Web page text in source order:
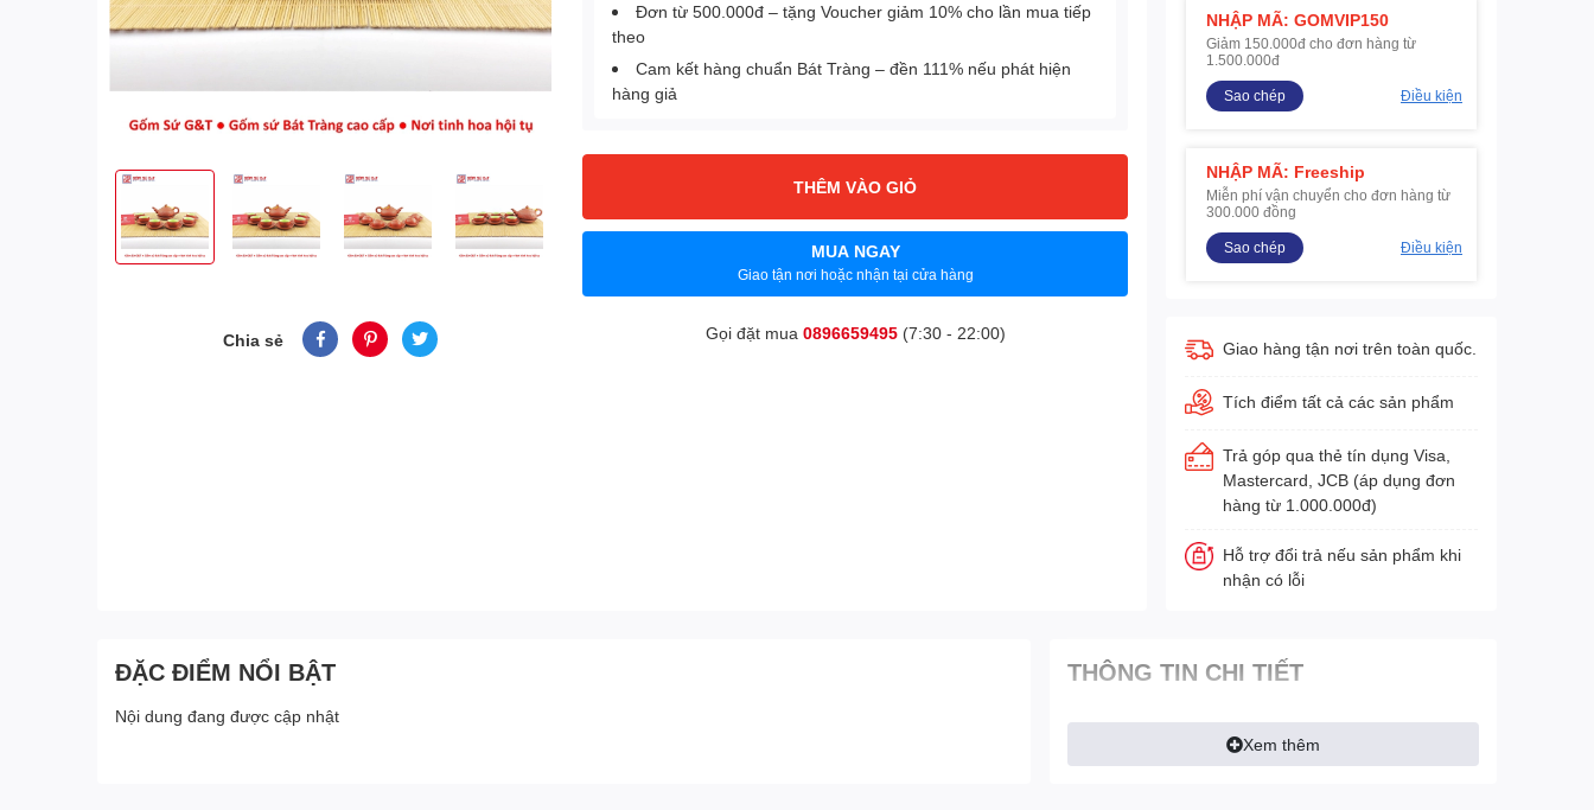
Chia sẻ
Đơn từ 500.000đ – tặng Voucher giảm 10% cho lần mua tiếp
theo
Cam kết hàng chuẩn Bát Tràng – đền 111% nếu phát hiện
hàng giả
THÊM VÀO GIỎ
MUA NGAY
Giao tận nơi hoặc nhận tại cửa hàng
Gọi đặt mua 0896659495(7:30 - 22:00)
NHẬP MÃ: GOMVIP150
Giảm 150.000đ cho đơn hàng từ
1.500.000đ
Sao chép
Điều kiện
NHẬP MÃ: Freeship
Miễn phí vận chuyển cho đơn hàng từ
300.000 đồng
Sao chép
Điều kiện
Giao hàng tận nơi trên toàn quốc.
Tích điểm tất cả các sản phẩm
Trả góp qua thẻ tín dụng Visa,
Mastercard, JCB (áp dụng đơn
hàng từ 1.000.000đ)
Hỗ trợ đổi trả nếu sản phẩm khi
nhận có lỗi
ĐẶC ĐIỂM NỔI BẬT
Nội dung đang được cập nhật
THÔNG TIN CHI TIẾT
Xem thêm